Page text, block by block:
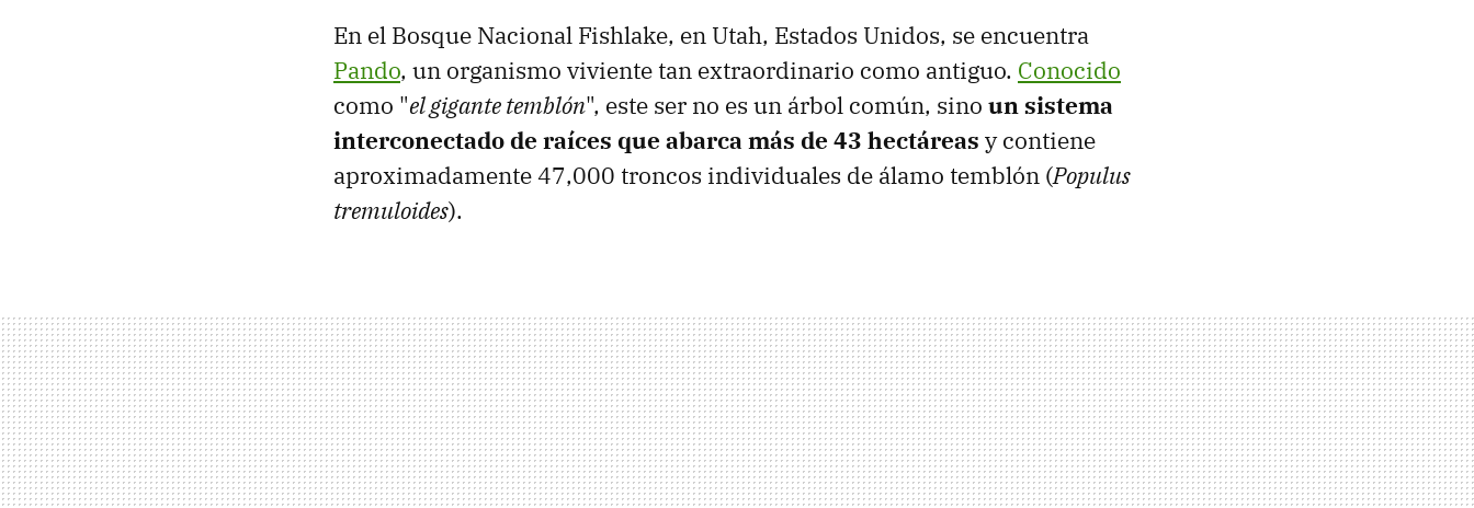
En el Bosque Nacional Fishlake, en Utah, Estados Unidos, se encuentra
Pando, un organismo viviente tan extraordinario como antiguo. Conocido
como "el gigante temblón", este ser no es un árbol común, sino un sistema
interconectado de raíces que abarca más de 43 hectáreas y contiene
aproximadamente 47,000 troncos individuales de álamo temblón (Populus
tremuloides).